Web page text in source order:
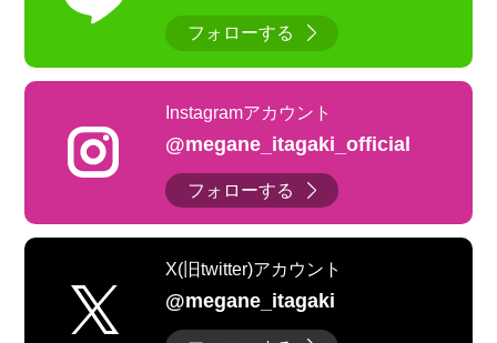
フォローする
Instagramアカウント
@megane_itagaki_official
フォローする
X(旧twitter)アカウント
@megane_itagaki